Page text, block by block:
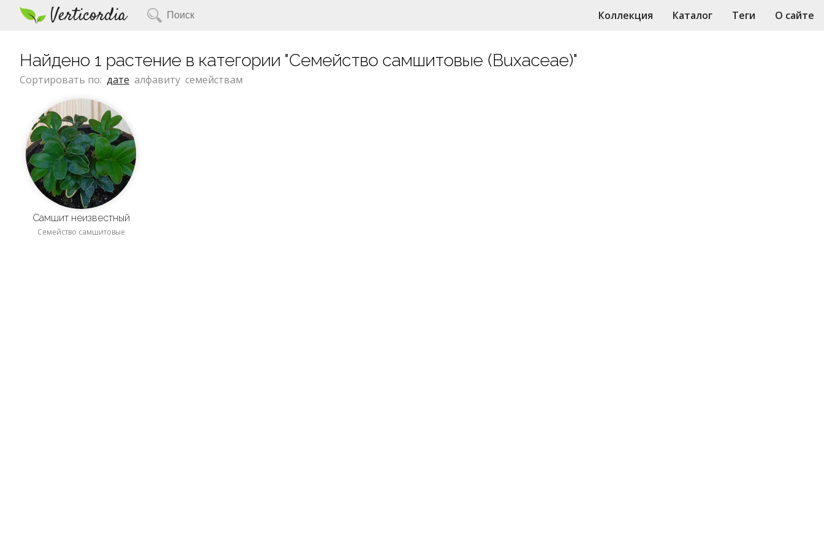
Verticordia Коллекция Каталог Теги О сайте
Найдено 1 растение в категории "Семейство самшитовые (Buxaceae)"
Сортировать по: дате алфавиту семействам
Cамшит неизвестный
Семейство самшитовые